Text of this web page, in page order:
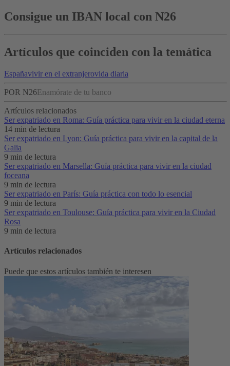
Consigue un IBAN local con N26
Artículos que coinciden con la temática
Españavivir en el extranjerovida diaria
POR N26Enamórate de tu banco
Artículos relacionados
Ser expatriado en Roma: Guía práctica para vivir en la ciudad eterna
14 min de lectura
Ser expatriado en Lyon: Guía práctica para vivir en la capital de la
Galia
9 min de lectura
Ser expatriado en Marsella: Guía práctica para vivir en la ciudad
foceana
9 min de lectura
Ser expatriado en París: Guía práctica con todo lo esencial
9 min de lectura
Ser expatriado en Toulouse: Guía práctica para vivir en la Ciudad
Rosa
9 min de lectura
Artículos relacionados
Puede que estos artículos también te interesen